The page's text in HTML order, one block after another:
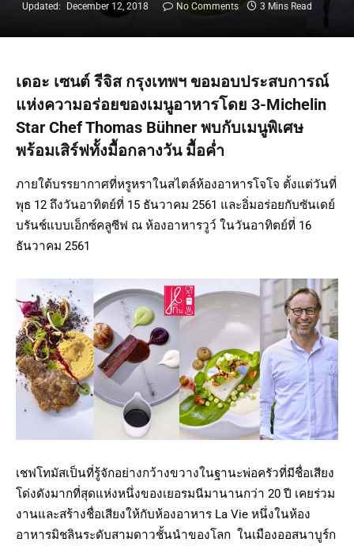
Updated:
December 12, 2018 No Comments 3 Mins Read
เดอะ เซนต์ รีจิส กรุงเทพฯ ขอมอบประสบการณ์
แห่งความอร่อยของเมนูอาหารโดย 3-Michelin
Star Chef Thomas Bühner พบกับเมนูพิเศษ
พร้อมเสิร์ฟทั้งมื้อกลางวัน มื้อค่ำ
ภายใต้บรรยากาศที่หรูหราในสไตล์ห้องอาหารโจโจ ตั้งแต่วันที่
พุธ 12 ถึงวันอาทิตย์ที่ 15 ธันวาคม 2561 และอิ่มอร่อยกับซันเดย์
บรันช์แบบเอ็กซ์คลูซีฟ ณ ห้องอาหารวูว์ ในวันอาทิตย์ที่ 16
ธันวาคม 2561
เชฟโทมัสเป็นที่รู้จักอย่างกว้างขวางในฐานะพ่อครัวที่มีชื่อเสียง
โด่งดังมากที่สุดแห่งหนึ่งของเยอรมนีมานานกว่า 20 ปี เคยร่วม
งานและสร้างชื่อเสียงให้กับห้องอาหาร La Vie หนึ่งในห้อง
อาหารมิชลินระดับสามดาวชั้นนำของโลก ในเมืองออสนาบูร์ก